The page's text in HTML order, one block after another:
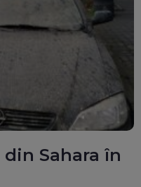
Sahara în